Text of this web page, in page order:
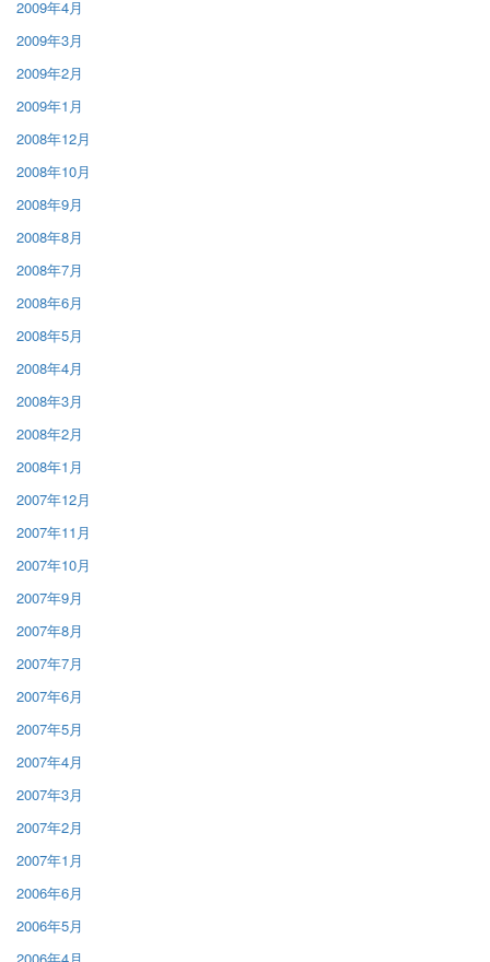
2009年4月
2009年3月
2009年2月
2009年1月
2008年12月
2008年10月
2008年9月
2008年8月
2008年7月
2008年6月
2008年5月
2008年4月
2008年3月
2008年2月
2008年1月
2007年12月
2007年11月
2007年10月
2007年9月
2007年8月
2007年7月
2007年6月
2007年5月
2007年4月
2007年3月
2007年2月
2007年1月
2006年6月
2006年5月